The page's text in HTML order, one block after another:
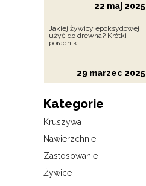
22 maj 2025
Jakiej żywicy epoksydowej
użyć do drewna? Krótki
poradnik!
29 marzec 2025
Kategorie
Kruszywa
Nawierzchnie
Zastosowanie
Żywice